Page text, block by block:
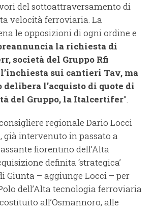
del sottoattraversamento di
velocità ferroviaria. La
le opposizioni di ogni ordine e
la richiesta di
società del Gruppo Rfi
sui cantieri Tav, ma
l’acquisto di quote di
del Gruppo, la Italcertifer”.
regionale Dario Locci
già intervenuto in passato a
fiorentino dell’Alta
definita ‘strategica’
Giunta – aggiunge Locci – per
dell’Alta tecnologia ferroviaria
all’Osmannoro, alle